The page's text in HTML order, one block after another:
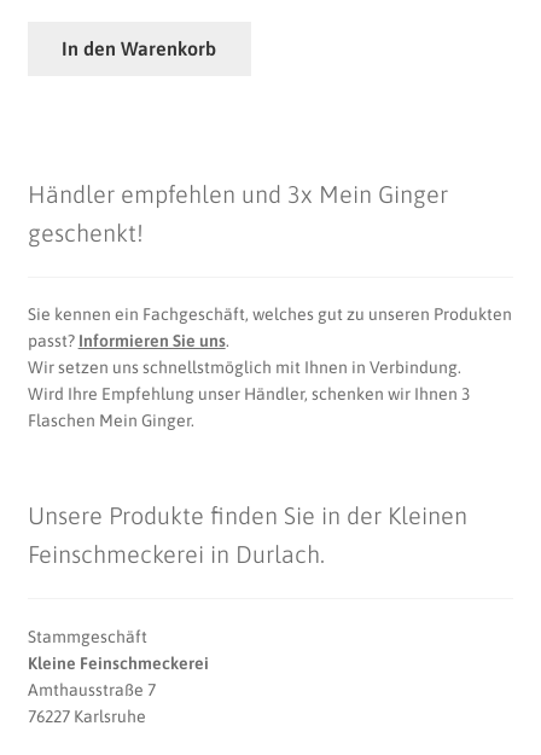
In den Warenkorb
Händler empfehlen und 3x Mein Ginger
geschenkt!
Sie kennen ein Fachgeschäft, welches gut zu unseren Produkten
passt? Informieren Sie uns.
Wir setzen uns schnellstmöglich mit Ihnen in Verbindung.
Wird Ihre Empfehlung unser Händler, schenken wir Ihnen 3
Flaschen Mein Ginger.
Unsere Produkte finden Sie in der Kleinen
Feinschmeckerei in Durlach.
Stammgeschäft
Kleine Feinschmeckerei
Amthausstraße 7
76227 Karlsruhe